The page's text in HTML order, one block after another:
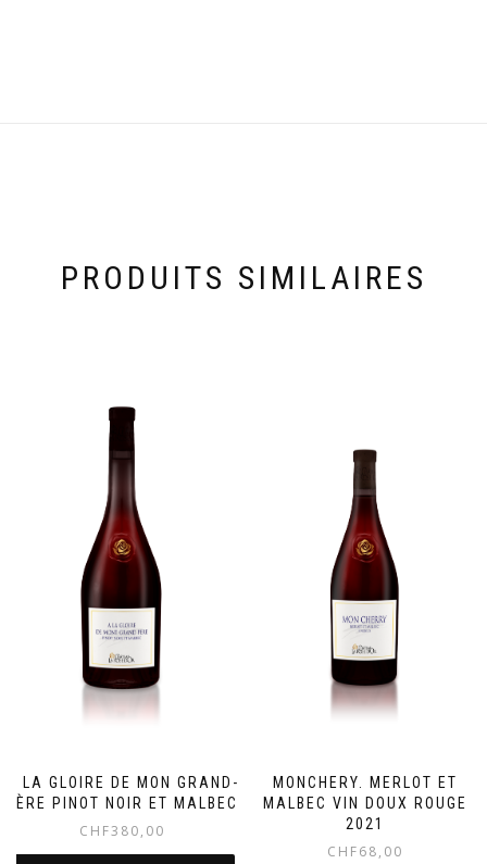
PRODUITS SIMILAIRES
A LA GLOIRE DE MON GRAND-
PÈRE PINOT NOIR ET MALBEC
CHF380,00
MONCHERY. MERLOT ET
MALBEC VIN DOUX ROUGE
2021
CHF68,00